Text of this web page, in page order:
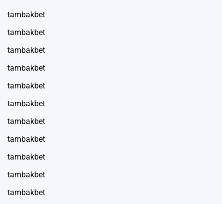
tambakbet
tambakbet
tambakbet
tambakbet
tambakbet
tambakbet
tambakbet
tambakbet
tambakbet
tambakbet
tambakbet